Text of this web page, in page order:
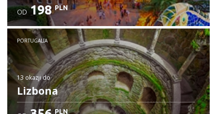
OD 198 PLN
PORTUGALIA
13 okazjido
Lizbona
PLN